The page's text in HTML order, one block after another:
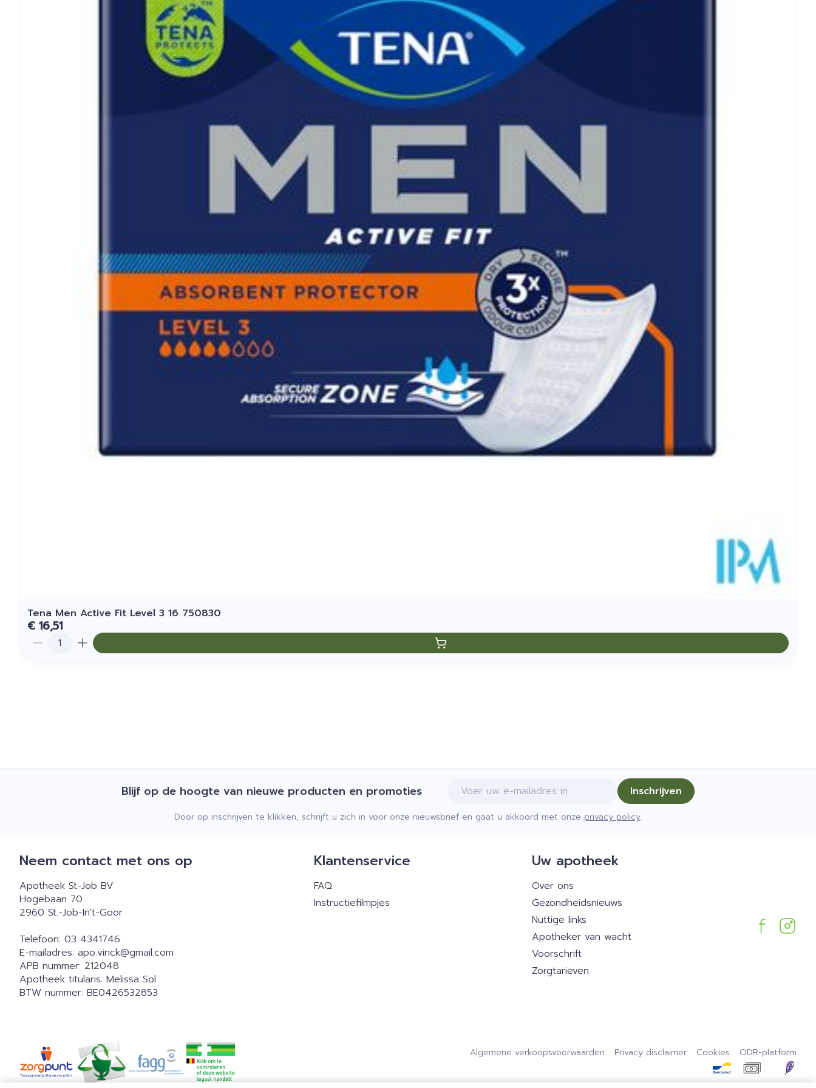
Tena Men Active Fit Level 3 16 750830
€ 16,51
Blijf op de hoogte van nieuwe producten en promoties E-mail adres Inschrijven
Door op inschrijven te klikken, schrijft u zich in voor onze nieuwsbrief en gaat u akkoord met onze privacy policy.
Neem contact met ons op
Apotheek St-Job BV
Hogebaan 70
2960 St.-Job-In't-Goor
Telefoon: 03 4341746
E-mailadres: apo.vinck@gmail.com
APB nummer: 212048
Apotheek titularis: Melissa Sol
BTW nummer: BE0426532853
Klantenservice
FAQ
Instructiefilmpjes
Uw apotheek
Over ons
Gezondheidsnieuws
Nuttige links
Apotheker van wacht
Voorschrift
Zorgtarieven
Algemene verkoopsvoorwaarden Privacy disclaimer Cookies ODR-platform